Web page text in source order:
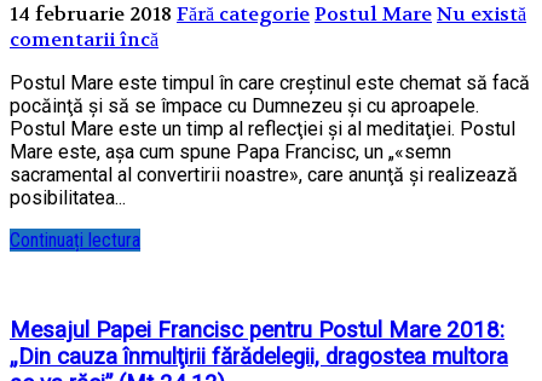
14 februarie 2018 Fără categoriePostul MareNu există
comentarii încă
Postul Mare este timpul în care creştinul este chemat să facă
pocăinţă şi să se împace cu Dumnezeu şi cu aproapele.
Postul Mare este un timp al reflecţiei și al meditaţiei. Postul
Mare este, așa cum spune Papa Francisc, un „«semn
sacramental al convertirii noastre», care anunţă şi realizează
posibilitatea...
Continuați lectura
Mesajul Papei Francisc pentru Postul Mare 2018:
„Din cauza înmulţirii fărădelegii, dragostea multora